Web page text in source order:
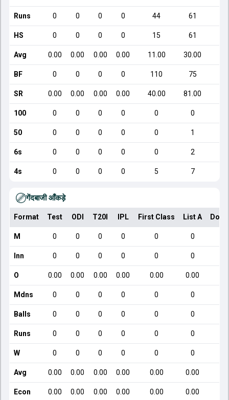
Runs 0 0 0 0 44 61
HS 0 0 0 0 15 61
Avg 0.00 0.00 0.00 0.00 11.00 30.00
BF 0 0 0 0 110 75
SR 0.00 0.00 0.00 0.00 40.00 81.00
100 0 0 0 0 0 0
50 0 0 0 0 0 1
6s 0 0 0 0 0 2
4s 0 0 0 0 5 7
गेंदबाजी आँकड़े
Format Test ODI T20I IPL First Class List A
M 0 0 0 0 0 0
Inn 0 0 0 0 0 0
O 0.00 0.00 0.00 0.00 0.00 0.00
Mdns 0 0 0 0 0 0
Balls 0 0 0 0 0 0
Runs 0 0 0 0 0 0
W 0 0 0 0 0 0
Avg 0.00 0.00 0.00 0.00 0.00 0.00
Econ 0.00 0.00 0.00 0.00 0.00 0.00